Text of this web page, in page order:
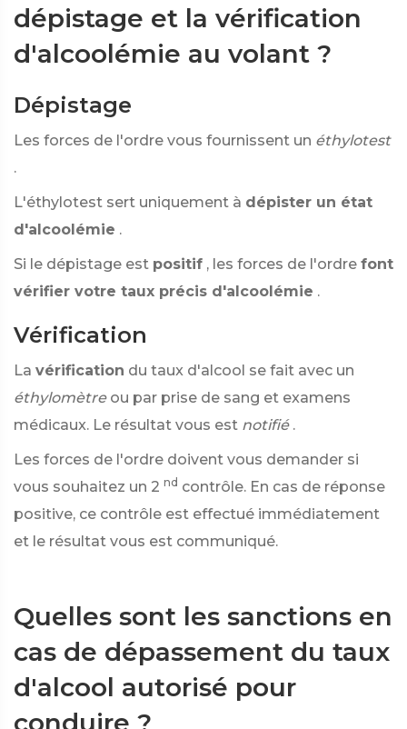
dépistage et la vérification
d'alcoolémie au volant ?
Dépistage
Les forces de l'ordre vous fournissent un éthylotest
.
L'éthylotest sert uniquement à dépister un état
d'alcoolémie .
Si le dépistage est positif , les forces de l'ordre font
vérifier votre taux précis d'alcoolémie .
Vérification
La vérification du taux d'alcool se fait avec un
éthylomètre ou par prise de sang et examens
médicaux. Le résultat vous est notifié .
Les forces de l'ordre doivent vous demander si
vous souhaitez un 2 nd contrôle. En cas de réponse
positive, ce contrôle est effectué immédiatement
et le résultat vous est communiqué.
Quelles sont les sanctions en
cas de dépassement du taux
d'alcool autorisé pour
conduire ?